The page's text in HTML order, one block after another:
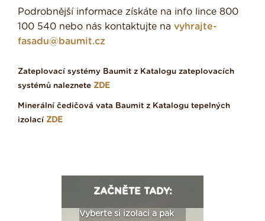
Podrobnější informace získáte na info lince 800
100 540 nebo nás kontaktujte na vyhrajte-
fasadu@baumit.cz
Zateplovací systémy Baumit z Katalogu zateplovacích
systémů naleznete ZDE
Minerální čedičová vata Baumit z Katalogu tepelných
izolací ZDE
ZAČNĚTE TADY:
Vyberte si izolaci a pak